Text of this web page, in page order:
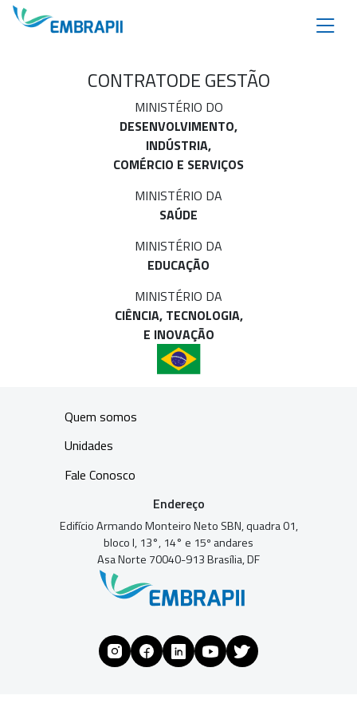
CONTRATODE GESTÃO
MINISTÉRIO DO
DESENVOLVIMENTO,
INDÚSTRIA,
COMÉRCIO E SERVIÇOS
MINISTÉRIO DA
SAÚDE
MINISTÉRIO DA
EDUCAÇÃO
MINISTÉRIO DA
CIÊNCIA, TECNOLOGIA,
E INOVAÇÃO
Quem somos
Unidades
Fale Conosco
Endereço
Edifício Armando Monteiro Neto SBN, quadra 01,
bloco I, 13°, 14° e 15º andares
Asa Norte 70040-913 Brasília, DF